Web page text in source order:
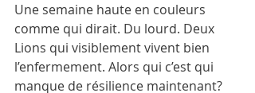
Une semaine haute en couleurs
comme qui dirait. Du lourd. Deux
Lions qui visiblement vivent bien
l’enfermement. Alors qui c’est qui
manque de résilience maintenant?